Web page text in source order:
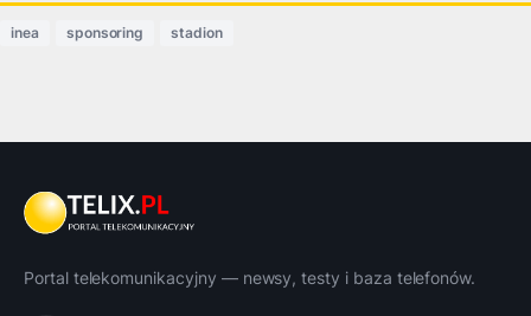
inea sponsoring stadion
Portal telekomunikacyjny — newsy, testy i baza telefonów.